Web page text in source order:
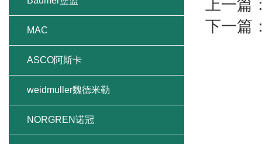
上一篇
下一篇
MAC
ASCO阿斯卡
weidmuller魏德米勒
NORGREN诺冠